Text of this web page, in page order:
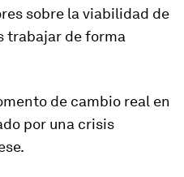
sobre la viabilidad de
trabajar de forma
de cambio real en
por una crisis